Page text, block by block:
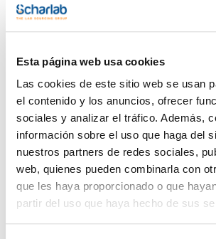
Esta página web usa cookies
Las cookies de este sitio web se usan
el contenido y los anuncios, ofrecer
sociales y analizar el tráfico. Además,
información sobre el uso que haga del
nuestros partners de redes sociales,
web, quienes pueden combinarla con
que les haya proporcionado o que
partir del uso que haya hecho de sus
- M = 119,38 g/mol
- CAS [67-66-3]
- EINECS-No.: 200-663-8
- Solub. en agua: (20 ºC): 8 g/l
- Punto de fusión: -63 ºC
- Punto de ebullición: 61 ºC
- Temperatura de ignición: 982 ºC
- Presión de vapor: (20º C) 213 hPa
- Constante dieléctrica: (20 ºC) 4,8
- LD 50 (oral, rat): 908 mg/kg
- EC-Index-No.: 602-006-00-4
- ADR: 6.1 T1 III UN 1888
- IMDG: 6.1 III UN 1888
- IATA/ICAO: 6.1 III UN 1888
- Palabra de advertencia-GHS: Peligro
- Frases H-GHS : H302 - H315 - H319 -
- H372
P405 - P501a
Ver más
Te puede interesar